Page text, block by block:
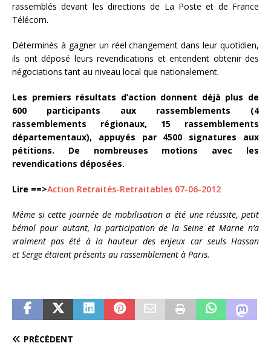
rassemblés devant les directions de La Poste et de France
Télécom.
Déterminés à gagner un réel changement dans leur quotidien,
ils ont déposé leurs revendications et entendent obtenir des
négociations tant au niveau local que nationalement.
Les premiers résultats d’action donnent déjà plus de
600 participants aux rassemblements (4
rassemblements régionaux, 15 rassemblements
départementaux), appuyés par 4500 signatures aux
pétitions. De nombreuses motions avec les
revendications déposées.
Lire ==>Action Retraités-Retraitables 07-06-2012
Même si cette journée de mobilisation a été une réussite, petit
bémol pour autant, la participation de la Seine et Marne n’a
vraiment pas été à la hauteur des enjeux car seuls Hassan
et Serge étaient présents au rassemblement à Paris.
PRÉCÉDENT